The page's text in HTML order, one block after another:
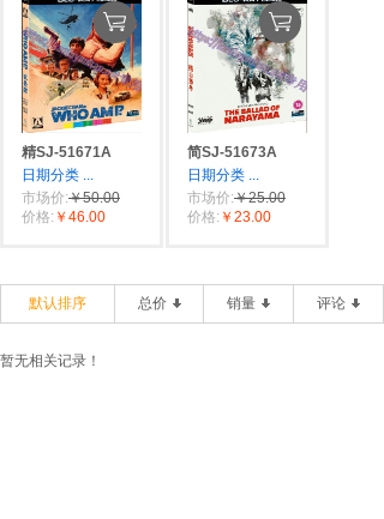
精SJ-51671A
日期分类 ...
市场价:￥50.00
价格: ￥46.00
简SJ-51673A
日期分类 ...
市场价:￥25.00
价格: ￥23.00
默认排序 总价 销量 评论
暂无相关记录！